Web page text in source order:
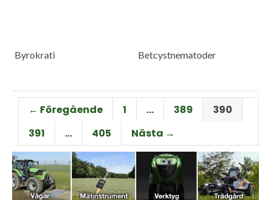
Byrokrati Betcystnematoder
← Föregående 1 … 389
390
391
… 405 Nästa →